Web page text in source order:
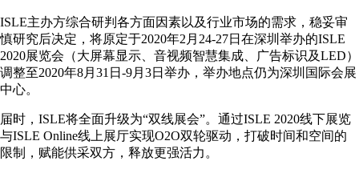
ISLE主办方综合研判各方面因素以及行业市场的需求，稳妥审
慎研究后决定，将原定于2020年2月24-27日在深圳举办的ISLE
2020展览会（大屏幕显示、音视频智慧集成、广告标识及LED）
调整至2020年8月31日-9月3日举办，举办地点仍为深圳国际会展
中心。
届时，ISLE将全面升级为“双线展会”。通过ISLE 2020线下展览
与ISLE Online线上展厅实现O2O双轮驱动，打破时间和空间的
限制，赋能供采双方，释放更强活力。